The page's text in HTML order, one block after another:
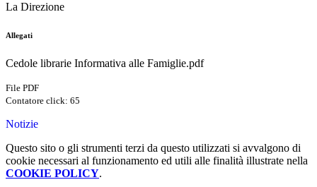
La Direzione
Allegati
Cedole librarie Informativa alle Famiglie.pdf
File PDF
Contatore click: 65
Notizie
Questo sito o gli strumenti terzi da questo utilizzati si avvalgono di
cookie necessari al funzionamento ed utili alle finalità illustrate nella
COOKIE POLICY.